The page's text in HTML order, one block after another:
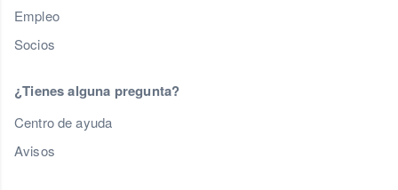
Empleo
Socios
¿Tienes alguna pregunta?
Centro de ayuda
Avisos